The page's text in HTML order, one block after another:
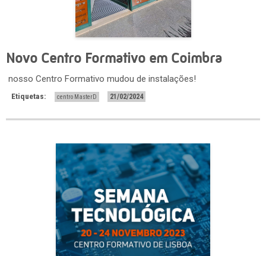
Novo Centro Formativo em Coimbra
nosso Centro Formativo mudou de instalações!
Etiquetas: centro MasterD 21/02/2024